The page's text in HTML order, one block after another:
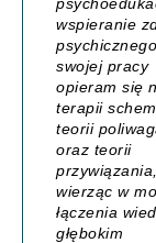
wspieranie
swojej pracy
opieram się
terapii
teorii
oraz teorii
przywiązania,
wierząc w
łączenia
głębokim